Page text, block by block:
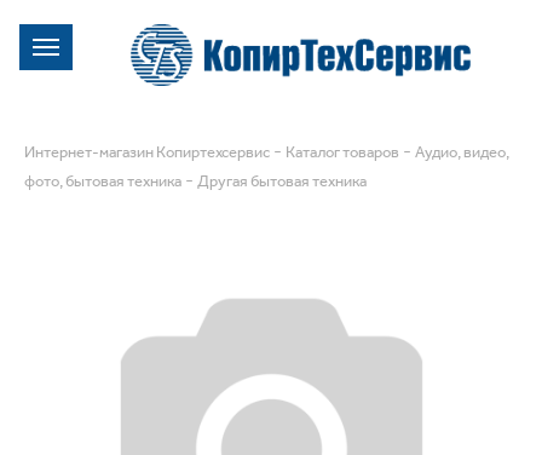
Интернет-магазин Копиртехсервис - Каталог товаров - Аудио, видео,
фото, бытовая техника - Другая бытовая техника